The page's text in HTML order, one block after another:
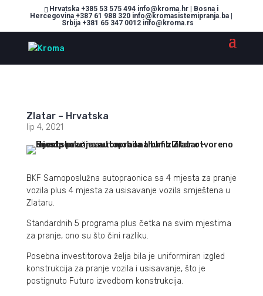
Hrvatska +385 53 575 494 info@kroma.hr | Bosna i
Hercegovina +387 61 988 320 info@kromasistemipranja.ba |
Srbija +381 65 347 0012 info@kroma.rs
Zlatar – Hrvatska
lip 4, 2021
BKF Samoposlužna autopraonica sa 4 mjesta za pranje
vozila plus 4 mjesta za usisavanje vozila smještena u
Zlataru.
Standardnih 5 programa plus četka na svim mjestima
za pranje, ono su što čini razliku.
Posebna investitorova želja bila je uniformiran izgled
konstrukcija za pranje vozila i usisavanje, što je
postignuto Futuro izvedbom konstrukcija.